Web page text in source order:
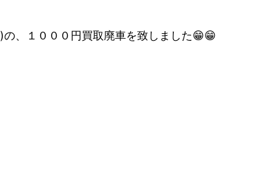
、１０００円買取廃車を致しました😁😁